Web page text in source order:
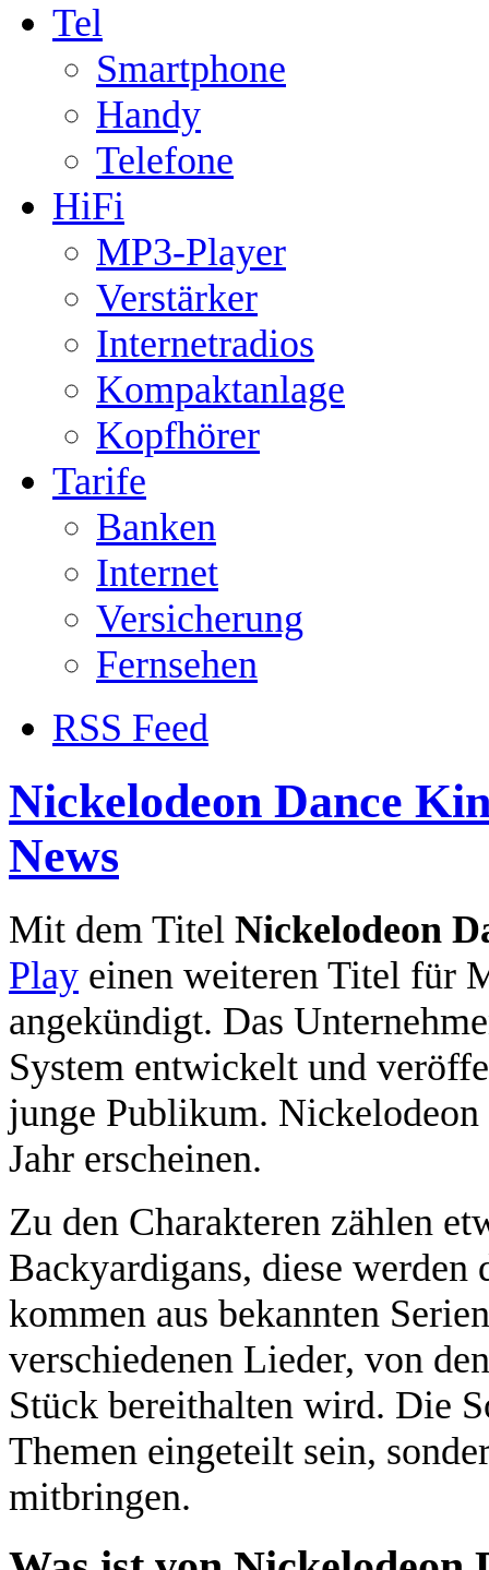
Tel
Smartphone
Handy
Telefone
HiFi
MP3-Player
Verstärker
Internetradios
Kompaktanlage
Kopfhörer
Tarife
Banken
Internet
Versicherung
Fernsehen
RSS Feed
Nickelodeon Dance
News
Mit dem Titel Nickelodeon
Play einen weiteren Titel für
angekündigt. Das
System entwickelt und
junge Publikum.
Jahr erscheinen.
Zu den Charakteren zählen
Backyardigans, diese werden
kommen aus bekannten
verschiedenen Lieder, von
Stück bereithalten wird. Die
Themen eingeteilt sein,
mitbringen.